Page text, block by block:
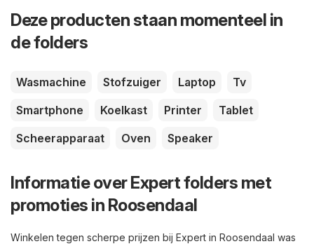
Deze producten staan momenteel in
de folders
Wasmachine Stofzuiger Laptop
Tv
Smartphone
Koelkast Printer
Tablet
Scheerapparaat
Oven Speaker
Informatie over Expert folders met
promoties in Roosendaal
Winkelen tegen scherpe prijzen bij Expert in Roosendaal was